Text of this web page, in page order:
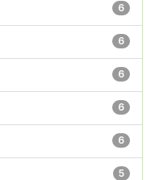
6
6
6
6
6
5